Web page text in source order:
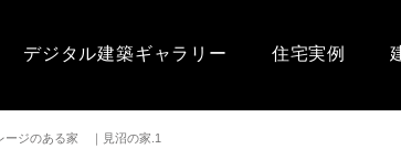
デジタル建築ギャラリー 住宅実例
ージのある家 ｜見沼の家.1